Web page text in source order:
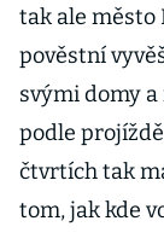
tak ale město
pověstní
svými domy
podle
čtvrtích tak
tom, jak kde